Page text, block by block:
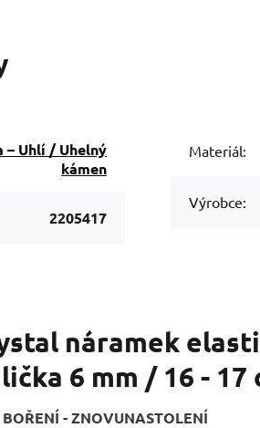
kámen
2205417
Materiál:
Výrobce:
náramek
6 mm / 16 - 17
- ZNOVUNASTOLENÍ